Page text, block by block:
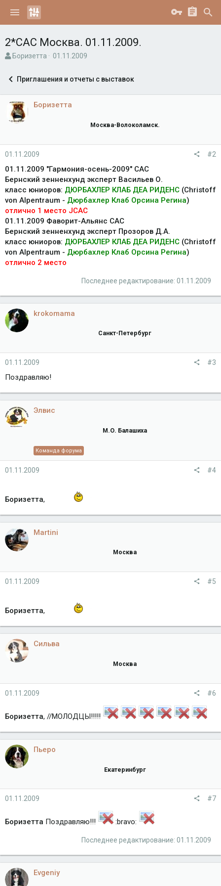
2*САС Москва. 01.11.2009.
А
о
т
е
м
Боризетта
Д
а
а
01.11.2009
Приглашения и отчеты с выставок
Боризетта
Москва-Волоколамск.
01.11.2009 #2
01.11.2009 "Гармония-осень-2009" САС
Бернский зенненхунд эксперт Васильев О.
класс юниоров: ДЮРБАХЛЕР КЛАБ ДЕА РИДЕНС (Christoff
von Alpentraum - Дюрбахлер Клаб Орсина Регина)
отлично 1 место JCAC
01.11.2009 Фаворит-Альянс САС
Бернский зенненхунд эксперт Прозоров Д.А.
класс юниоров: ДЮРБАХЛЕР КЛАБ ДЕА РИДЕНС (Christoff
von Alpentraum - Дюрбахлер Клаб Орсина Регина)
отлично 2 место
Последнее редактирование: 01.11.2009
krokomama
Санкт-Петербург
01.11.2009 #3
Поздравляю!
Элвис
М.О. Балашиха
Команда форума
01.11.2009 #4
Боризетта,
Martini
Москва
01.11.2009 #5
Боризетта,
Сильва
Москва
01.11.2009 #6
Боризетта, //МОЛОДЦЫ!!!!!
Пьеро
Екатеринбург
01.11.2009 #7
Боризетта Поздравляю!!! :bravo:
Последнее редактирование: 01.11.2009
Evgeniy